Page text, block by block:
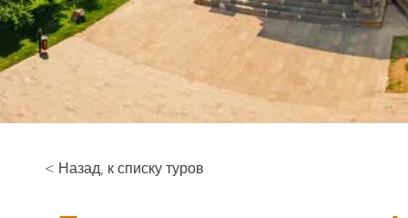
< Назад, к списку туров